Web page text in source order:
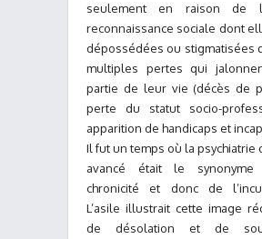
seulement en raison de
reconnaissance sociale dont
dépossédées ou stigmatisées
multiples pertes qui
partie de leur vie (décès de
perte du statut socio-
apparition de handicaps et
Il fut un temps où la psychiatrie
avancé était le
chronicité et donc de
L’asile illustrait cette image
de désolation et de